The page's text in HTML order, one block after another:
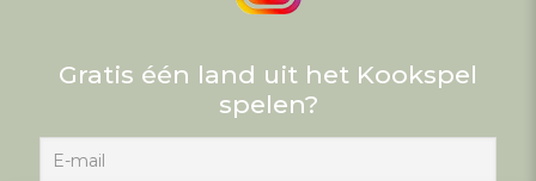
Gratis één land uit het Kookspel
spelen?